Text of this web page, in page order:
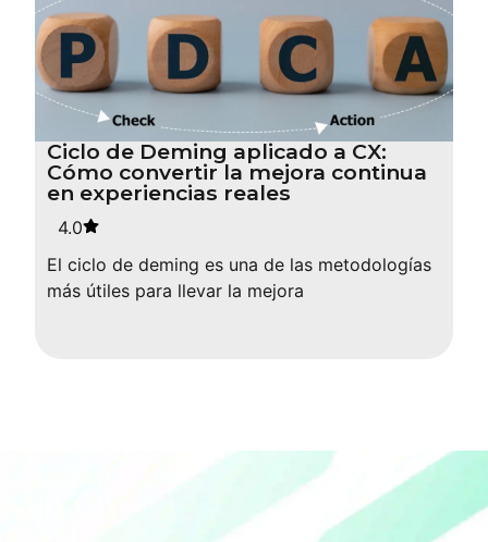
Ciclo de Deming aplicado a CX:
Cómo convertir la mejora continua
en experiencias reales
4.0
El ciclo de deming es una de las metodologías
más útiles para llevar la mejora